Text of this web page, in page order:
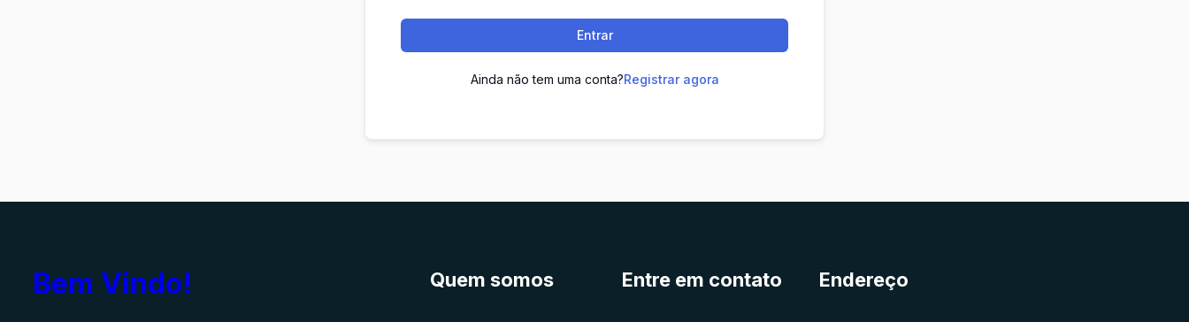
Entrar
Ainda não tem uma conta?Registrar agora
Bem Vindo! Quem somos Entre em contato Endereço